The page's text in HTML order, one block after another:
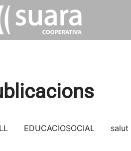
EDUCACIOSOCIAL salut